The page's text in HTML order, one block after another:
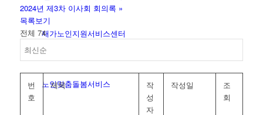
재가노인지원서비스센터
노인맞춤돌봄서비스
2024년 제3차 이사회 회의록 »
목록보기
전체 74
번
호
제목
작
성
자
작성일
조
회